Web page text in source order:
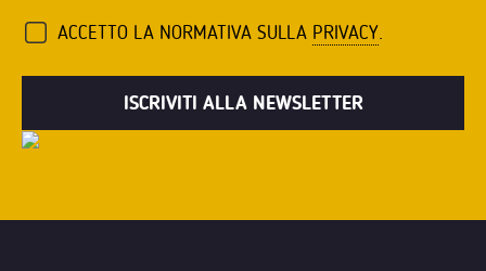
ACCETTO LA NORMATIVA SULLA PRIVACY.